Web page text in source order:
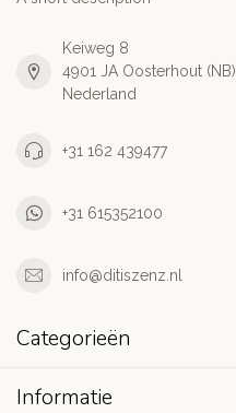
Keiweg 8
4901 JA Oosterhout (NB)
Nederland
+31 162 439477
+31 615352100
info@ditiszenz.nl
Categorieën
Informatie